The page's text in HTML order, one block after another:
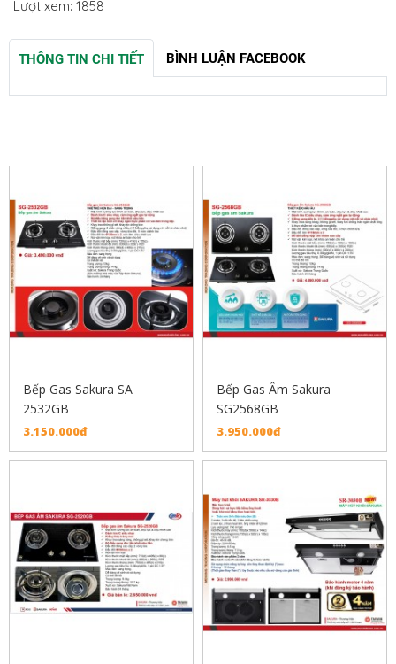
Lượt xem: 1858
THÔNG TIN CHI TIẾT BÌNH LUẬN FACEBOOK
Bếp Gas Sakura SA
2532GB
3.150.000đ
Bếp Gas Âm Sakura
SG2568GB
3.950.000đ